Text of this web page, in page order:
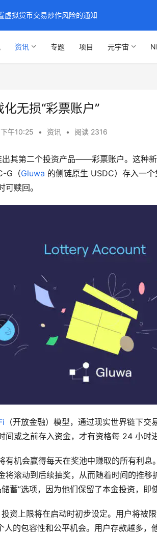
资讯 专题 项目 元宇宙
无损“彩票账户”
午10:25 • 资讯 • 阅读 2316
出其第二个投资产品——彩票账户。这种
G（Gluwa 的侧链原生 USDC）存入一
赎回。
（开放金融）模型，通过现实世界链下
间或之前存入资金，才有资格每 24 小时
机会赢得每天在奖池中赚取的所有利息
将滚动到后续抽奖，从而随着时间的推
蓄”选项，因为他们保留了本金投资，即
资上限将在启动时初步设定。用户将被
的包容性和公平机会。用户存款越多，
虚拟货币交易炒作风险的通知